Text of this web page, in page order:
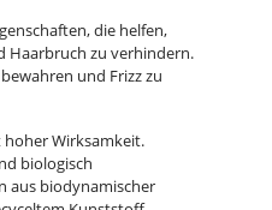
die helfen,
Haarbruch zu verhindern.
und Frizz zu
Wirksamkeit.
biologisch
aus biodynamischer